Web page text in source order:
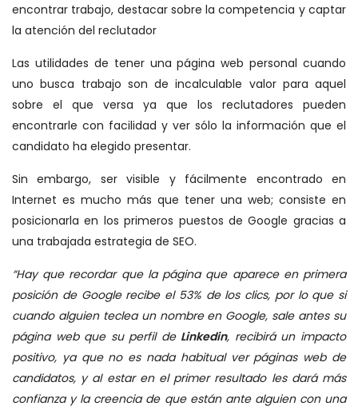
encontrar trabajo, destacar sobre la competencia y captar
la atención del reclutador
Las utilidades de tener una página web personal cuando
uno busca trabajo son de incalculable valor para aquel
sobre el que versa ya que los reclutadores pueden
encontrarle con facilidad y ver sólo la información que el
candidato ha elegido presentar.
Sin embargo, ser visible y fácilmente encontrado en
Internet es mucho más que tener una web; consiste en
posicionarla en los primeros puestos de Google gracias a
una trabajada estrategia de SEO.
“Hay que recordar que la página que aparece en primera
posición de Google recibe el 53% de los clics, por lo que si
cuando alguien teclea un nombre en Google, sale antes su
página web que su perfil de Linkedin, recibirá un impacto
positivo, ya que no es nada habitual ver páginas web de
candidatos, y al estar en el primer resultado les dará más
confianza y la creencia de que están ante alguien con una